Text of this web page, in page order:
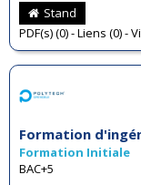
Stand
PDF(s) (0) - Liens (0) -
Formation
Formation Initiale
BAC+5